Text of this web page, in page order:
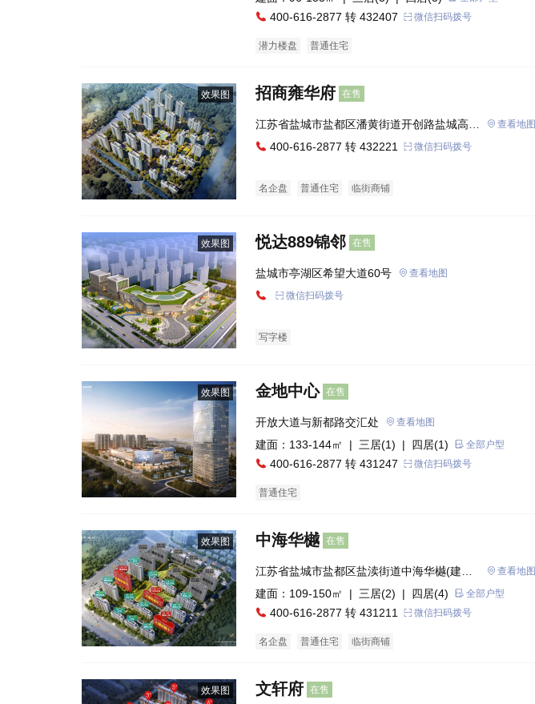
400-616-2877 转 432407 微信扫码拨号
潜力楼盘 普通住宅
效果图 招商雍华府 在售
江苏省盐城市盐都区潘黄街道开创路盐城高新
区
查看地图
400-616-2877 转 432221 微信扫码拨号
名企盘 普通住宅 临街商铺
效果图 悦达889锦邻 在售
盐城市亭湖区希望大道60号
查看地图
微信扫码拨号
写字楼
效果图 金地中心 在售
开放大道与新都路交汇处 查看地图
建面：133-144㎡ | 三居(1) | 四居(1) 全部户型
400-616-2877 转 431247 微信扫码拨号
普通住宅
效果图 中海华樾 在售
江苏省盐城市盐都区盐渎街道中海华樾(建设
中)盐城高新区
查看地图
建面：109-150㎡ | 三居(2) | 四居(4) 全部户型
400-616-2877 转 431211 微信扫码拨号
名企盘 普通住宅 临街商铺
效果图 文轩府 在售